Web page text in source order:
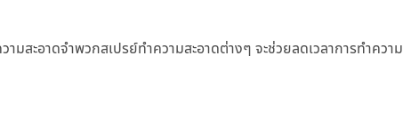
ะอาดจำพวกสเปรย์ทำความสะอาดต่างๆ จะช่วยลดเวลาการทำความ